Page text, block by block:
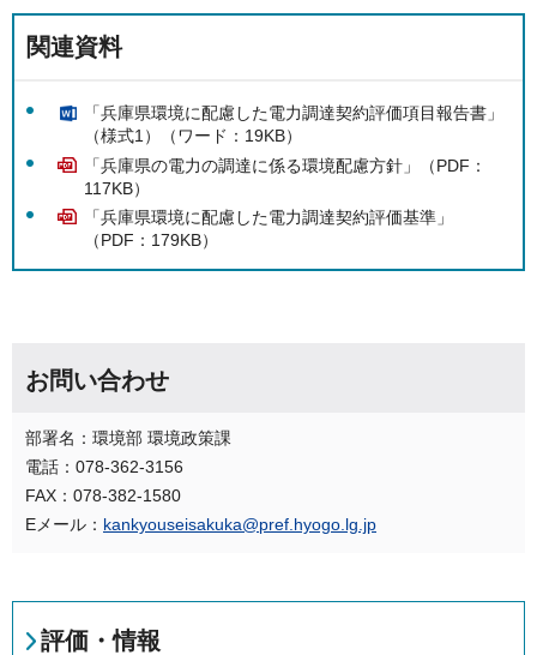
関連資料
「兵庫県環境に配慮した電力調達契約評価項目報告書」
（様式1）（ワード：19KB）
「兵庫県の電力の調達に係る環境配慮方針」（PDF：
117KB）
「兵庫県環境に配慮した電力調達契約評価基準」
（PDF：179KB）
お問い合わせ
部署名：環境部 環境政策課
電話：078-362-3156
FAX：078-382-1580
Eメール： kankyouseisakuka@pref.hyogo.lg.jp
評価・情報